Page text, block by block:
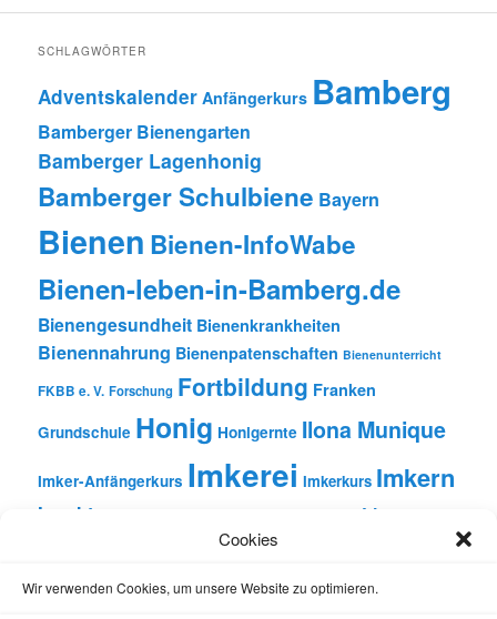
Cookies
Wir verwenden Cookies, um unsere Website zu optimieren.
SCHLAGWÖRTER
Adventskalender Anfängerkurs Bamberg
Bamberger Bienengarten
Bamberger Lagenhonig
Bamberger Schulbiene Bayern
Bienen Bienen-InfoWabe
Bienen-leben-in-Bamberg.de
Bienengesundheit Bienenkrankheiten
Bienennahrung Bienenpatenschaften Bienenunterricht
FKBB e. V. Forschung Fortbildung Franken
Grundschule Honig Honigernte Ilona Munique
Imker-Anfängerkurs Imkerei Imkerkurs Imkern
Insekten Literatur
Natur Oberfranken
Schulunterricht Unterricht